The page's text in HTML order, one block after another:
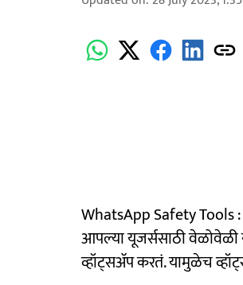
WhatsApp Safety Tools :
आपल्या यूजर्ससाठी
व्हॉट्सअ‍ॅप करतं. यामुळेच